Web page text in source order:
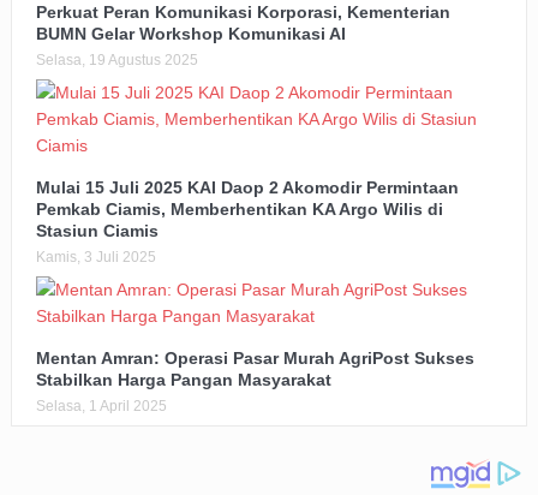
Perkuat Peran Komunikasi Korporasi, Kementerian
BUMN Gelar Workshop Komunikasi AI
Selasa, 19 Agustus 2025
Mulai 15 Juli 2025 KAI Daop 2 Akomodir Permintaan
Pemkab Ciamis, Memberhentikan KA Argo Wilis di
Stasiun Ciamis
Kamis, 3 Juli 2025
Mentan Amran: Operasi Pasar Murah AgriPost Sukses
Stabilkan Harga Pangan Masyarakat
Selasa, 1 April 2025